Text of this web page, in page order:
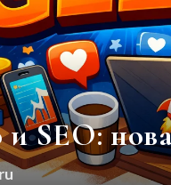
SEO: